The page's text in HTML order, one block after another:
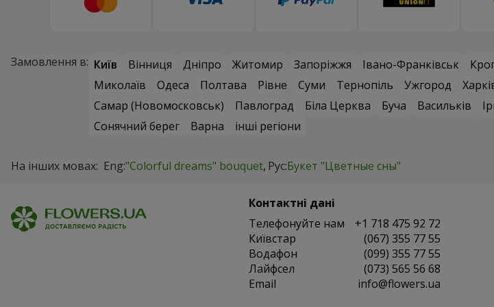
Замовлення в: Київ Вінниця Дніпро Житомир Запоріжжя Івано-Франківськ
Миколаїв
Одеса Полтава Рівне Суми Тернопіль Ужгород
Самар (Новомосковськ)
Павлоград Біла Церква Буча Васильків
Сонячний берег
Варна інші регіони
На інших мовах: Eng:"Colorful dreams" bouquet Рус:Букет "Цветные сны"
Контактні дані
Телефонуйте нам
+1 718 475 92 72
Київстар
(067) 355 77 55
Водафон
(099) 355 77 55
Лайфсел
(073) 565 56 68
Email
info@flowers.ua